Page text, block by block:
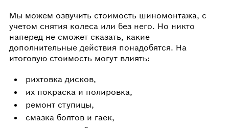
Мы можем озвучить стоимость шиномонтажа, с
учетом снятия колеса или без него. Но никто
наперед не сможет сказать, какие
дополнительные действия понадобятся. На
итоговую стоимость могут влиять:
рихтовка дисков,
их покраска и полировка,
ремонт ступицы,
смазка болтов и гаек,